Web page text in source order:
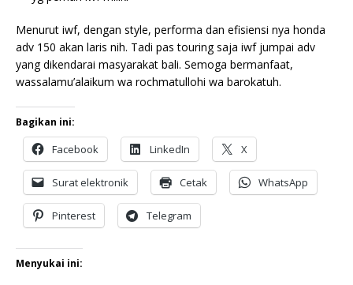
Menurut iwf, dengan style, performa dan efisiensi nya honda
adv 150 akan laris nih. Tadi pas touring saja iwf jumpai adv
yang dikendarai masyarakat bali. Semoga bermanfaat,
wassalamu’alaikum wa rochmatullohi wa barokatuh.
Bagikan ini:
Facebook LinkedIn X
Surat elektronik Cetak WhatsApp
Pinterest Telegram
Menyukai ini: